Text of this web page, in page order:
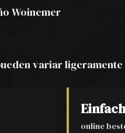
Woinemer
variar
Einfach
online